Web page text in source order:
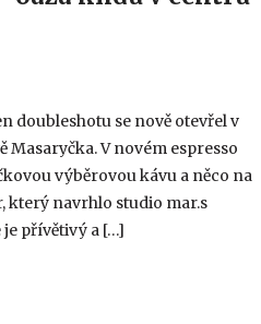
doubleshotu se nově otevřel v
V novém espresso
výběrovou kávu a něco na
který navrhlo studio mar.s
je přívětivý a […]